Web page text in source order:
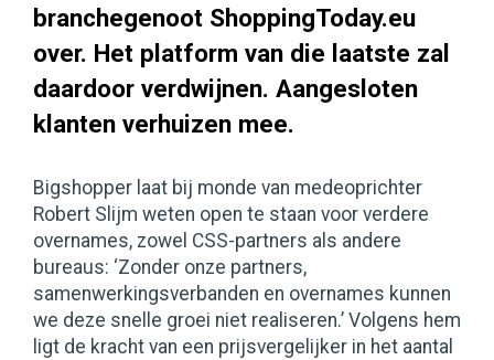
branchegenoot ShoppingToday.eu
over. Het platform van die laatste zal
daardoor verdwijnen. Aangesloten
klanten verhuizen mee.
Bigshopper laat bij monde van medeoprichter
Robert Slijm weten open te staan voor verdere
overnames, zowel CSS-partners als andere
bureaus: ‘Zonder onze partners,
samenwerkingsverbanden en overnames kunnen
we deze snelle groei niet realiseren.’ Volgens hem
ligt de kracht van een prijsvergelijker in het aantal